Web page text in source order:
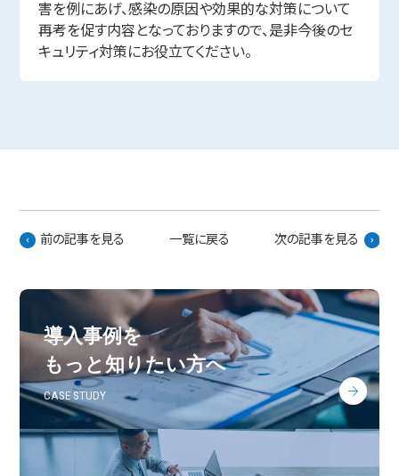
害を例にあげ、感染の原因や効果的な対策について
再考を促す内容となっておりますので、是非今後のセ
キュリティ対策にお役立てください。
前の記事を見る 一覧に戻る 次の記事を見る
導入事例を
もっと知りたい方へ
CASE STUDY